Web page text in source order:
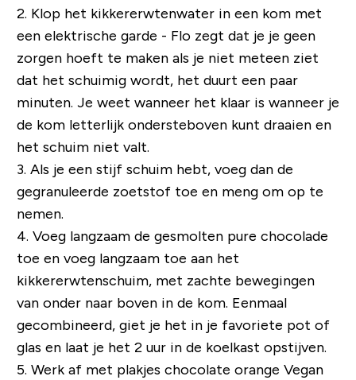
2. Klop het kikkererwtenwater in een kom met
een elektrische garde - Flo zegt dat je je geen
zorgen hoeft te maken als je niet meteen ziet
dat het schuimig wordt, het duurt een paar
minuten. Je weet wanneer het klaar is wanneer je
de kom letterlijk ondersteboven kunt draaien en
het schuim niet valt.
3. Als je een stijf schuim hebt, voeg dan de
gegranuleerde zoetstof toe en meng om op te
nemen.
4. Voeg langzaam de gesmolten pure chocolade
toe en voeg langzaam toe aan het
kikkererwtenschuim, met zachte bewegingen
van onder naar boven in de kom. Eenmaal
gecombineerd, giet je het in je favoriete pot of
glas en laat je het 2 uur in de koelkast opstijven.
5. Werk af met plakjes chocolate orange Vegan